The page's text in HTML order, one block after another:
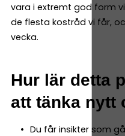
vara i extremt god form
de flesta kostråd vi får,
vecka.
Hur lär detta
att tänka nytt
Du får insikter som